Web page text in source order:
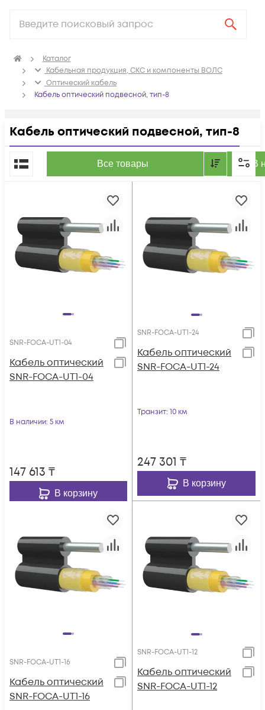
Каталог
Кабельная продукция, СКС и компоненты ВОЛС
Оптический кабель
Кабель оптический подвесной, тип-8
Кабель оптический подвесной, тип-8
Все товары В
По популярности
SNR-FOCA-UT1-04
Кабель оптический
SNR-FOCA-UT1-04
В наличии: 5 км
147 613 ₸
В корзину
SNR-FOCA-UT1-24
Кабель оптический
SNR-FOCA-UT1-24
Транзит: 10 км
247 301 ₸
В корзину
SNR-FOCA-UT1-16
Кабель оптический
SNR-FOCA-UT1-16
SNR-FOCA-UT1-12
Кабель оптический
SNR-FOCA-UT1-12